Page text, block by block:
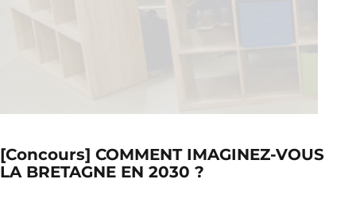
[Concours] COMMENT IMAGINEZ-VOUS
LA BRETAGNE EN 2030 ?